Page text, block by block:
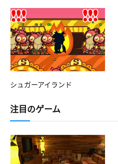
シュガーアイランド
注目のゲーム